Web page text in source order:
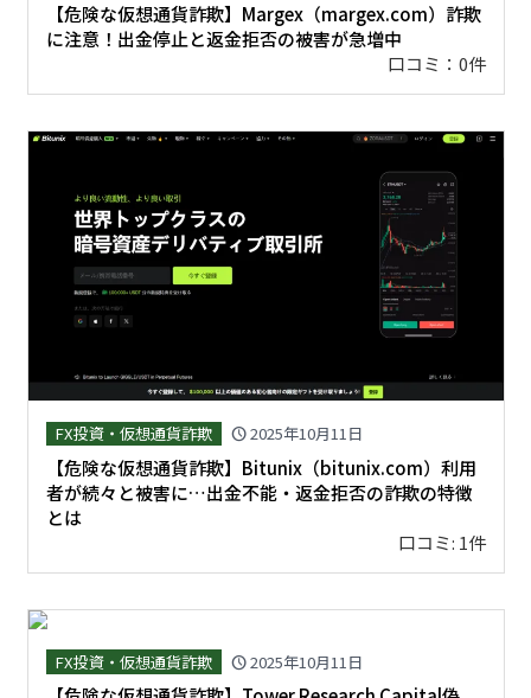
【危険な仮想通貨詐欺】Margex（margex.com）詐欺
に注意！出金停止と返金拒否の被害が急増中
口コミ：0件
FX投資・仮想通貨詐欺 schedule2025年10月11日
【危険な仮想通貨詐欺】Bitunix（bitunix.com）利用
者が続々と被害に…出金不能・返金拒否の詐欺の特徴
とは
口コミ: 1件
FX投資・仮想通貨詐欺 schedule2025年10月11日